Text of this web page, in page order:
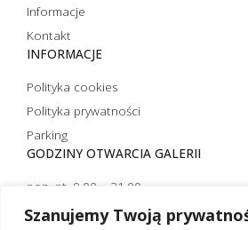
Szanujemy Twoją
Informacje
Kontakt
INFORMACJE
Polityka cookies
Polityka prywatności
Parking
GODZINY OTWARCIA GALERII
pon.-pt. 9.00 – 21.00
sobota 10.00 – 21.00